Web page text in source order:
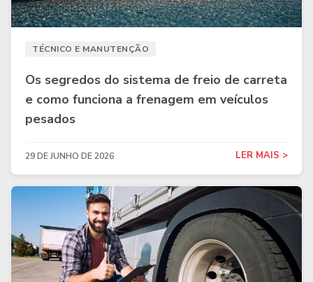
TÉCNICO E MANUTENÇÃO
Os segredos do sistema de freio de carreta
e como funciona a frenagem em veículos
pesados
29 DE JUNHO DE 2026 LER MAIS >